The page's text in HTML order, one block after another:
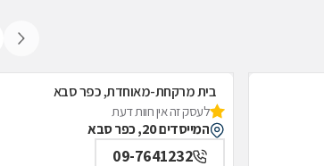
בית מרקחת-מאוחדת, כפר סבא
לעסק זה אין חוות דעת
המייסדים 20, כפר סבא
09-7641232